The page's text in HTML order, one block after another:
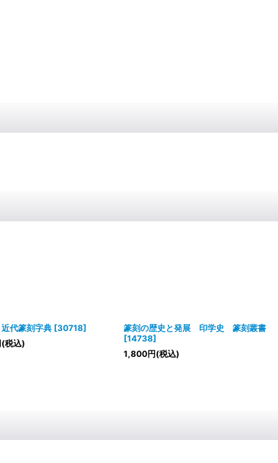
近代篆刻字典 [30718]
(税込)
篆刻の歴史と発展 印学史 篆刻叢書
[14738]
1,800円(税込)